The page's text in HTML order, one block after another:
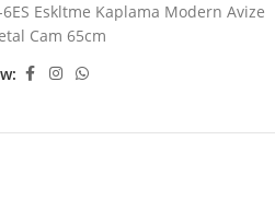
Eskltme Kaplama Modern Avize
Cam 65cm